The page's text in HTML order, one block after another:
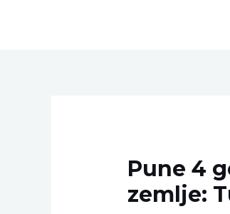
Pune 4
zemlje: